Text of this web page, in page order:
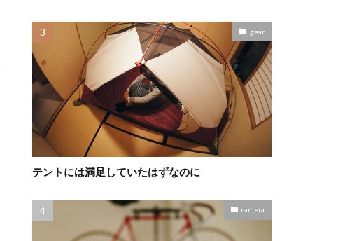
gear
テントには満足していたはずなのに
camera